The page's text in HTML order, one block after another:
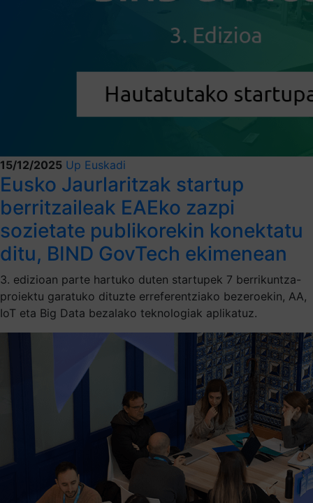
15/12/2025 Up Euskadi
Eusko Jaurlaritzak startup
berritzaileak EAEko zazpi
sozietate publikorekin konektatu
ditu, BIND GovTech ekimenean
3. edizioan parte hartuko duten startupek 7 berrikuntza-
proiektu garatuko dituzte erreferentziako bezeroekin, AA,
IoT eta Big Data bezalako teknologiak aplikatuz.